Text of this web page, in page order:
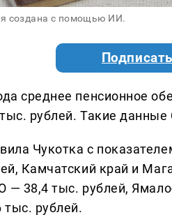
создана с помощью ИИ.
среднее пенсионное
рублей. Такие
Чукотка с
Камчатский край и
— 38,4 тыс. рублей,
тыс. рублей.